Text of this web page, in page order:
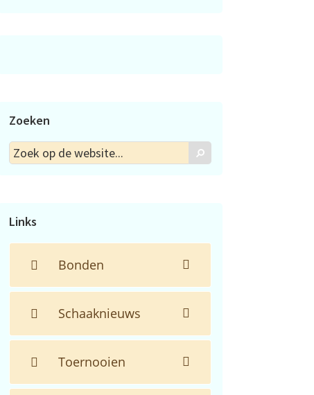
Zoeken
Zoek
op
Zoek
Links
Bonden
Schaaknieuws
Toernooien